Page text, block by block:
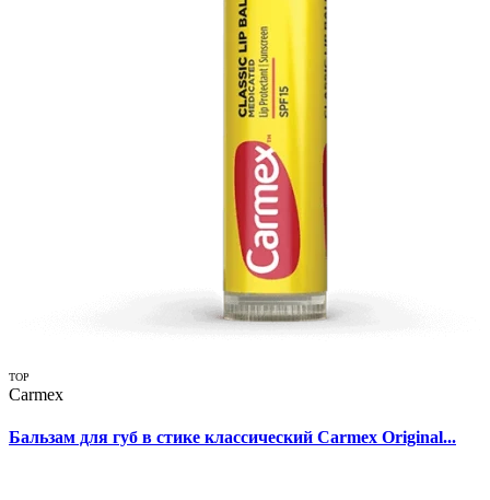
TOP
Carmex
Бальзам для губ в стике классический Carmex Original...